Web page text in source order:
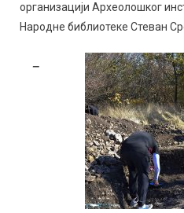
организацији Археолошког
Народне библиотеке Стеван
−